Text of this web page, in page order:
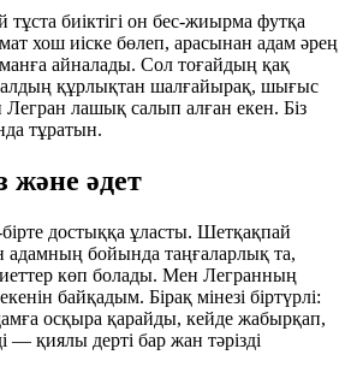
биіктігі он бес-жиырма футқа
хош иіске бөлеп, арасынан адам әрең
айналады. Сол тоғайдың қақ
құрлықтан шалғайырақ, шығыс
лашық салып алған екен. Біз
тұратын.
және әдет
достыққа ұласты. Шетқақпай
бойында таңғаларлық та,
көп болады. Мен Легранның
байқадым. Бірақ мінезі біртүрлі:
осқыра қарайды, кейде жабырқап,
— қиялы дерті бар жан тәрізді